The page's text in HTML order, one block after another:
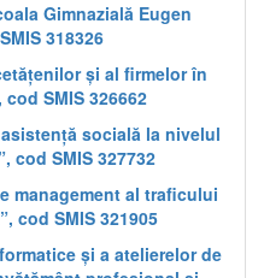
Gimnazială Eugen
318326
și al firmelor în
SMIS 326662
socială la nivelul
cod SMIS 327732
management al traficului
cod SMIS 321905
și a atelierelor de